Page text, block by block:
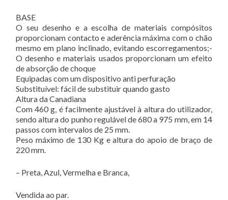
BASE
O seu desenho e a escolha de materiais compósitos
proporcionam contacto e aderência máxima com o chão
mesmo em plano inclinado, evitando escorregamentos;-
O desenho e materiais usados proporcionam um efeito
de absorção de choque
Equipadas com um dispositivo anti perfuração
Substituível: fácil de substituir quando gasto
Altura da Canadiana
Com 460 g, é facilmente ajustável à altura do utilizador,
sendo altura do punho regulável de 680 a 975 mm, em 14
passos com intervalos de 25 mm.
Peso máximo de 130 Kg e altura do apoio de braço de
220 mm.
– Preta, Azul, Vermelha e Branca,
Vendida ao par.